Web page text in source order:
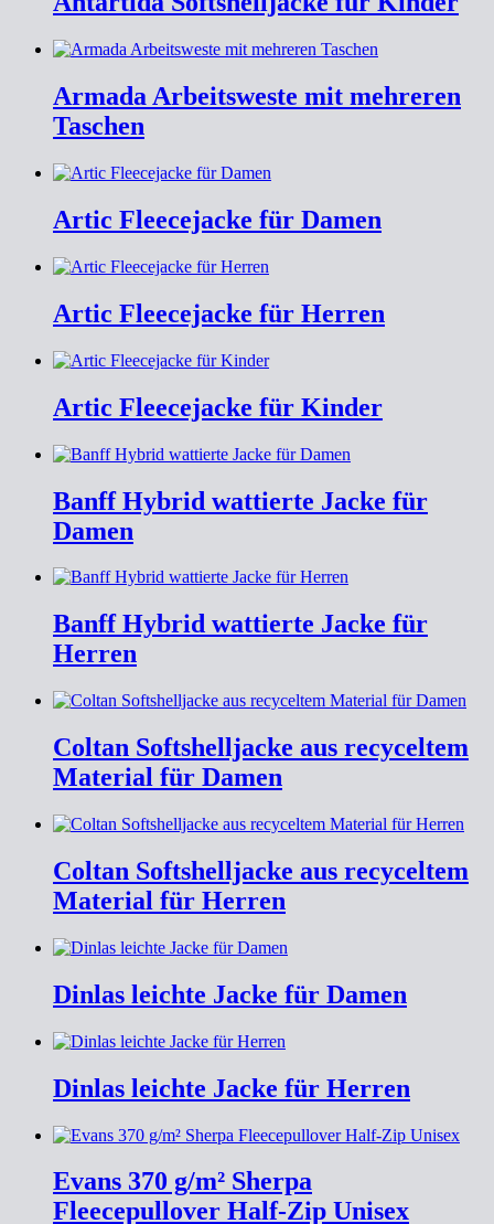
Armada Arbeitsweste mit mehreren
Taschen
Artic Fleecejacke für Damen
Artic Fleecejacke für Herren
Artic Fleecejacke für Kinder
Banff Hybrid wattierte Jacke für
Damen
Banff Hybrid wattierte Jacke für
Herren
Coltan Softshelljacke aus recyceltem
Material für Damen
Coltan Softshelljacke aus recyceltem
Material für Herren
Dinlas leichte Jacke für Damen
Dinlas leichte Jacke für Herren
Evans 370 g/m² Sherpa
Fleecepullover Half-Zip Unisex